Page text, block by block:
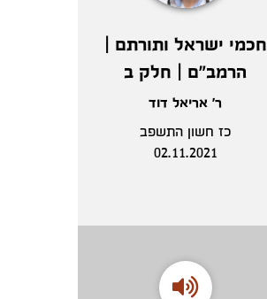
חכמי ישראל ותורתם |
הרמב"ם | חלק ב
ר' אריאל דוד
כז חשון התשפב
02.11.2021